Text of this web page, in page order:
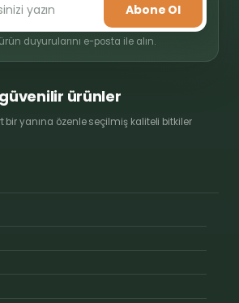
Abone Ol
duyurularını e-posta ile alın.
ürünler
bir yanına özenle seçilmiş kaliteli bitkiler